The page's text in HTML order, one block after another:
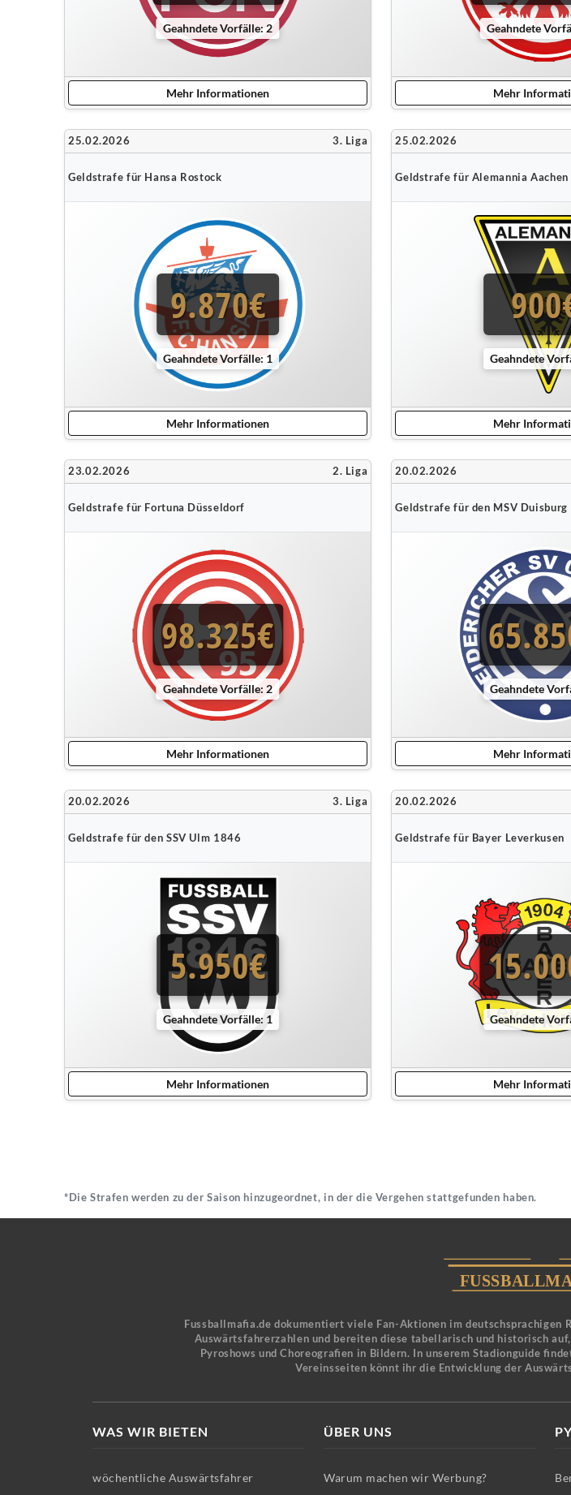
Geahndete Vorfälle: 2
Mehr Informationen
Geahndete
Mehr
25.02.2026 3. Liga
Geldstrafe für Hansa Rostock
9.870€
Geahndete Vorfälle: 1
Mehr Informationen
25.02.2026
Geldstrafe für Alemannia Aachen
Geahndete
Mehr
23.02.2026 2. Liga
Geldstrafe für Fortuna Düsseldorf
98.325€
Geahndete Vorfälle: 2
Mehr Informationen
20.02.2026
Geldstrafe für den MSV Duisburg
Geahndete
Mehr
20.02.2026 3. Liga
Geldstrafe für den SSV Ulm 1846
5.950€
Geahndete Vorfälle: 1
Mehr Informationen
20.02.2026
Geldstrafe für Bayer Leverkusen
Geahndete
Mehr
*Die Strafen werden zu der Saison hinzugeordnet, in der die Vergehen stattgefunden haben.
Fussballmafia.de dokumentiert viele Fan-Aktionen im deutschsprachigen
Auswärtsfahrerzahlen und bereiten diese tabellarisch und historisch
Pyroshows und Choreografien in Bildern. In unserem Stadionguide
Vereinsseiten könnt ihr die Entwicklung der
WAS WIR BIETEN
wöchentliche Auswärtsfahrer
ÜBER UNS
Warum machen wir Werbung?